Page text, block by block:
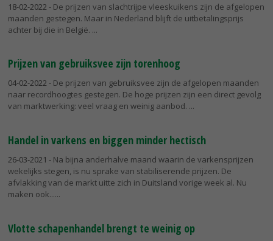
18-02-2022 - De prijzen van slachtrijpe vleeskuikens zijn de afgelopen
maanden gestegen. Maar in Nederland blijft de uitbetalingsprijs
achter bij die in België.
Prijzen van gebruiksvee zijn torenhoog
04-02-2022 - De prijzen van gebruiksvee zijn de afgelopen maanden
naar recordhoogtes gestegen. De hoge prijzen zijn een direct gevolg
van marktwerking: veel vraag en weinig aanbod.
Handel in varkens en biggen minder hectisch
26-03-2021 - Na bijna anderhalve maand waarin de varkensprijzen
wekelijks stegen, is nu sprake van stabiliserende prijzen. De
afvlakking van de markt uitte zich in Duitsland vorige week al. Nu
maken ook...
Vlotte schapenhandel brengt te weinig op